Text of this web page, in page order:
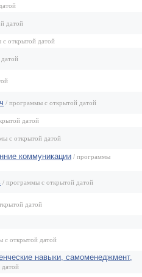
датой
открытой датой
/ программы с открытой датой
датой
с открытой датой
коммуникации / программы
/ программы с открытой датой
датой
с открытой датой
навыки, самоменеджмент,